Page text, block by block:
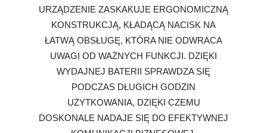
URZĄDZENIE ZASKAKUJE ERGONOMICZNĄ
KONSTRUKCJĄ, KŁADĄCĄ NACISK NA
ŁATWĄ OBSŁUGĘ, KTÓRA NIE ODWRACA
UWAGI OD WAŻNYCH FUNKCJI. DZIĘKI
WYDAJNEJ BATERII SPRAWDZA SIĘ
PODCZAS DŁUGICH GODZIN
UŻYTKOWANIA, DZIĘKI CZEMU
DOSKONALE NADAJE SIĘ DO EFEKTYWNEJ